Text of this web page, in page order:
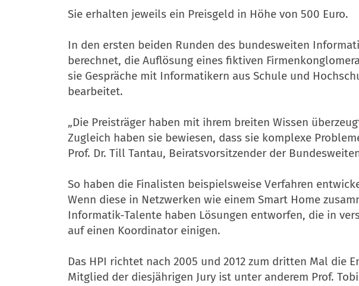
Sie erhalten jeweils ein Preisgeld in Höhe von 500 Euro.
In den ersten beiden Runden des bundesweiten
berechnet, die Auflösung eines fiktiven
sie Gespräche mit Informatikern aus Schule und
bearbeitet.
„Die Preisträger haben mit ihrem breiten Wissen
Zugleich haben sie bewiesen, dass sie komplexe
Prof. Dr. Till Tantau, Beiratsvorsitzender der
So haben die Finalisten beispielsweise Verfahren
Wenn diese in Netzwerken wie einem Smart Home
Informatik-Talente haben Lösungen entworfen, die in
auf einen Koordinator einigen.
Das HPI richtet nach 2005 und 2012 zum dritten Mal die
Mitglied der diesjährigen Jury ist unter anderem Prof.